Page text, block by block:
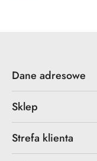
Dane adresowe
Sklep
Strefa klienta